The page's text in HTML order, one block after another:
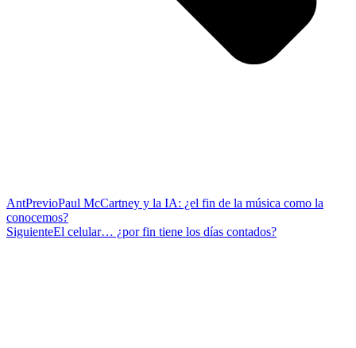
AntPrevioPaul McCartney y la IA: ¿el fin de la música como la
conocemos?
SiguienteEl celular… ¿por fin tiene los días contados?